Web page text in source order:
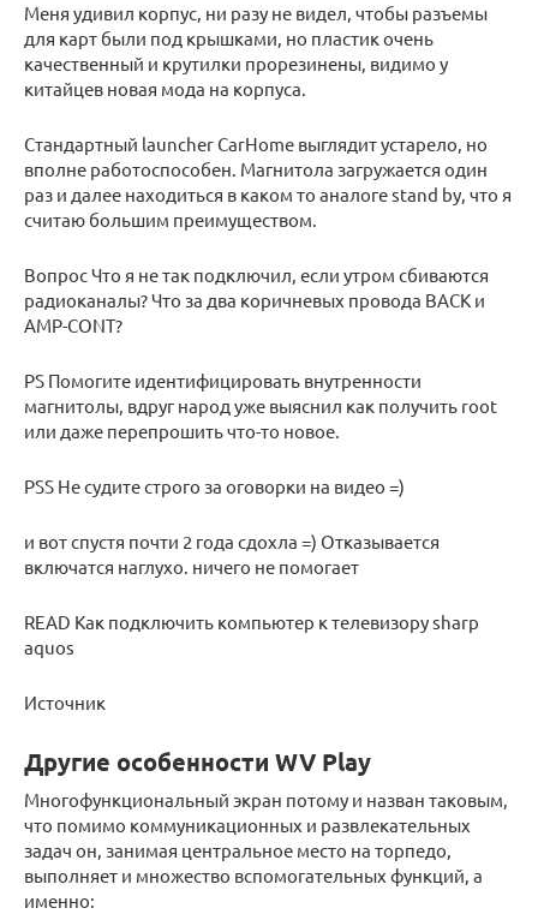
Меня удивил корпус, ни разу не видел, чтобы разъемы
для карт были под крышками, но пластик очень
качественный и крутилки прорезинены, видимо у
китайцев новая мода на корпуса.
Стандартный launcher CarHome выглядит устарело, но
вполне работоспособен. Магнитола загружается один
раз и далее находиться в каком то аналоге stand by, что я
считаю большим преимуществом.
Вопрос Что я не так подключил, если утром сбиваются
радиоканалы? Что за два коричневых провода BACK и
AMP-CONT?
PS Помогите идентифицировать внутренности
магнитолы, вдруг народ уже выяснил как получить root
или даже перепрошить что-то новое.
PSS Не судите строго за оговорки на видео =)
и вот спустя почти 2 года сдохла =) Отказывается
включатся наглухо. ничего не помогает
READ Как подключить компьютер к телевизору sharp
aquos
Источник
Другие особенности WV Play
Многофункциональный экран потому и назван таковым,
что помимо коммуникационных и развлекательных
задач он, занимая центральное место на торпедо,
выполняет и множество вспомогательных функций, а
именно: